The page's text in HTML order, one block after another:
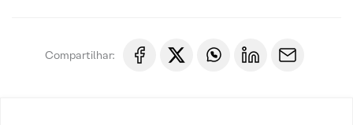
Compartilhar: